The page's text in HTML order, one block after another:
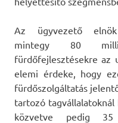
Az ügyvezető
mintegy 80
fürdőfejlesztésekre az
elemi érdeke, hogy
fürdőszolgáltatás
tartozó tagvállalatoknál
közvetve pedig